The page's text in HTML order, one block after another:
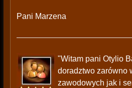
Pani Marzena
"Witam pani Otylio
doradztwo zarówno
zawodowych jak i